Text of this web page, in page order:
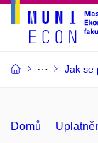
Jak se
Domů